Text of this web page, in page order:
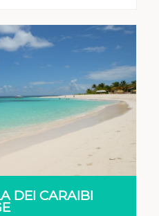
DEI CARAIBI